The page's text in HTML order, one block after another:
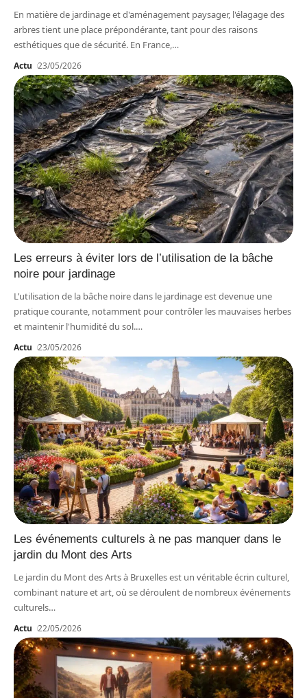
En matière de jardinage et d'aménagement paysager, l'élagage des
arbres tient une place prépondérante, tant pour des raisons
esthétiques que de sécurité. En France,…
Actu 23/05/2026
Les erreurs à éviter lors de l’utilisation de la bâche
noire pour jardinage
L’utilisation de la bâche noire dans le jardinage est devenue une
pratique courante, notamment pour contrôler les mauvaises herbes
et maintenir l'humidité du sol.…
Actu 23/05/2026
Les événements culturels à ne pas manquer dans le
jardin du Mont des Arts
Le jardin du Mont des Arts à Bruxelles est un véritable écrin culturel,
combinant nature et art, où se déroulent de nombreux événements
culturels…
Actu 22/05/2026